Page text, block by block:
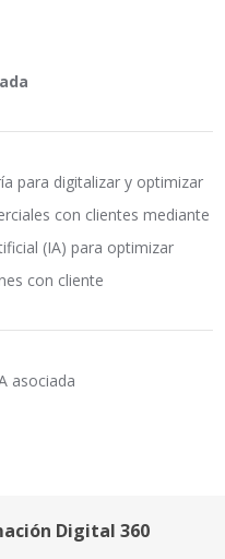
para digitalizar y optimizar
con clientes mediante
(IA) para optimizar
con cliente
asociada
Digital 360